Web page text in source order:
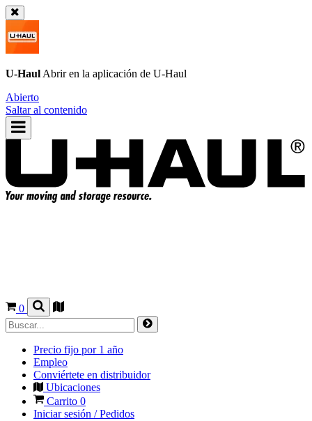
U-Haul Abrir en la aplicación de U-Haul
Abierto
Saltar al contenido
0
Precio fijo por 1 año
Empleo
Conviértete en distribuidor
Ubicaciones
Carrito 0
Iniciar sesión / Pedidos